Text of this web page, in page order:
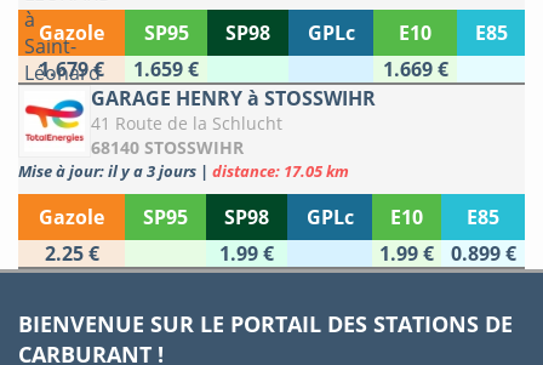
Gazole SP95 SP98 GPLc E10
E85
1.679 €
1.659 €
1.669 €
GARAGE HENRY à STOSSWIHR
41 Route de la Schlucht
68140 STOSSWIHR
Mise à jour: il y a 3 jours | distance: 17.05 km
Gazole SP95 SP98 GPLc E10
E85
2.25 €
1.99 € 1.99 € 0.899 €
BIENVENUE SUR LE PORTAIL DES STATIONS DE
CARBURANT !